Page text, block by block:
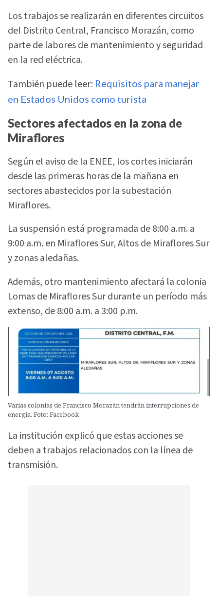
Los trabajos se realizarán en diferentes circuitos
del Distrito Central, Francisco Morazán, como
parte de labores de mantenimiento y seguridad
en la red eléctrica.
También puede leer: Requisitos para manejar
en Estados Unidos como turista
Sectores afectados en la zona de
Miraflores
Según el aviso de la ENEE, los cortes iniciarán
desde las primeras horas de la mañana en
sectores abastecidos por la subestación
Miraflores.
La suspensión está programada de 8:00 a.m. a
9:00 a.m. en Miraflores Sur, Altos de Miraflores Sur
y zonas aledañas.
Además, otro mantenimiento afectará la colonia
Lomas de Miraflores Sur durante un período más
extenso, de 8:00 a.m. a 3:00 p.m.
Varias colonias de Francisco Morazán tendrán interrupciones de
energía. Foto: Facebook
La institución explicó que estas acciones se
deben a trabajos relacionados con la línea de
transmisión.